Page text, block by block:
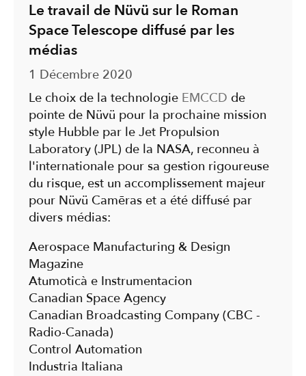
Le travail de Nüvü sur le Roman
Space Telescope diffusé par les
médias
1 Décembre 2020
Le choix de la technologie EMCCD de
pointe de Nüvü pour la prochaine mission
style Hubble par le Jet Propulsion
Laboratory (JPL) de la NASA, reconneu à
l'internationale pour sa gestion rigoureuse
du risque, est un accomplissement majeur
pour Nüvü Camēras et a été diffusé par
divers médias:
Aerospace Manufacturing & Design
Magazine
Atumoticà e Instrumentacion
Canadian Space Agency
Canadian Broadcasting Company (CBC -
Radio-Canada)
Control Automation
Industria Italiana